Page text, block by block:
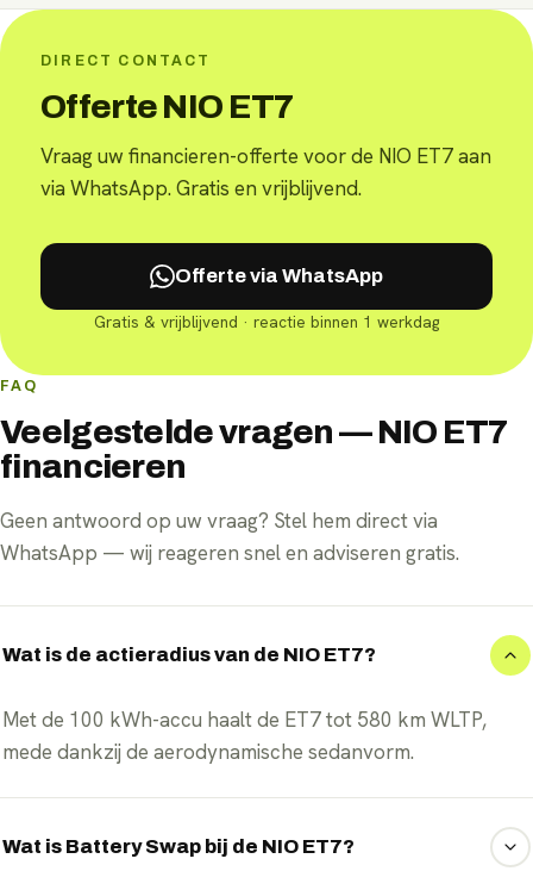
DIRECT CONTACT
Offerte NIO ET7
Vraag uw financieren-offerte voor de NIO ET7 aan
via WhatsApp. Gratis en vrijblijvend.
Offerte via WhatsApp
Gratis & vrijblijvend · reactie binnen 1 werkdag
FAQ
Veelgestelde vragen — NIO ET7
financieren
Geen antwoord op uw vraag? Stel hem direct via
WhatsApp — wij reageren snel en adviseren gratis.
Wat is de actieradius van de NIO ET7?
Met de 100 kWh-accu haalt de ET7 tot 580 km WLTP,
mede dankzij de aerodynamische sedanvorm.
Wat is Battery Swap bij de NIO ET7?